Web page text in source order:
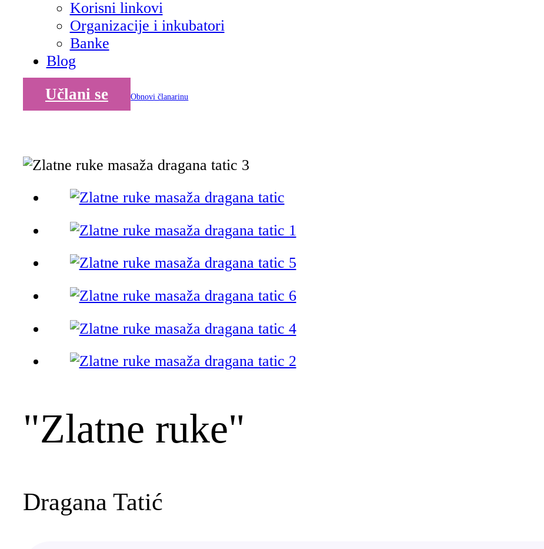
Korisni linkovi
Organizacije i inkubatori
Banke
Blog
Učlani se Obnovi članarinu
"Zlatne ruke"
Dragana Tatić